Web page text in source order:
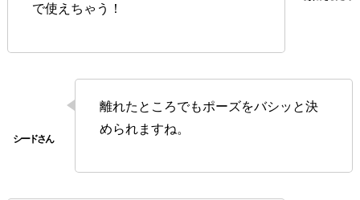
で使えちゃう！
離れたところでもポーズをバシッと決
められますね。